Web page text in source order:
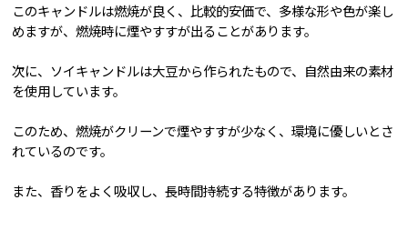
このキャンドルは燃焼が良く、比較的安価で、多様な形や色が楽し
めますが、燃焼時に煙やすすが出ることがあります。
次に、ソイキャンドルは大豆から作られたもので、自然由来の素材
を使用しています。
このため、燃焼がクリーンで煙やすすが少なく、環境に優しいとさ
れているのです。
また、香りをよく吸収し、長時間持続する特徴があります。